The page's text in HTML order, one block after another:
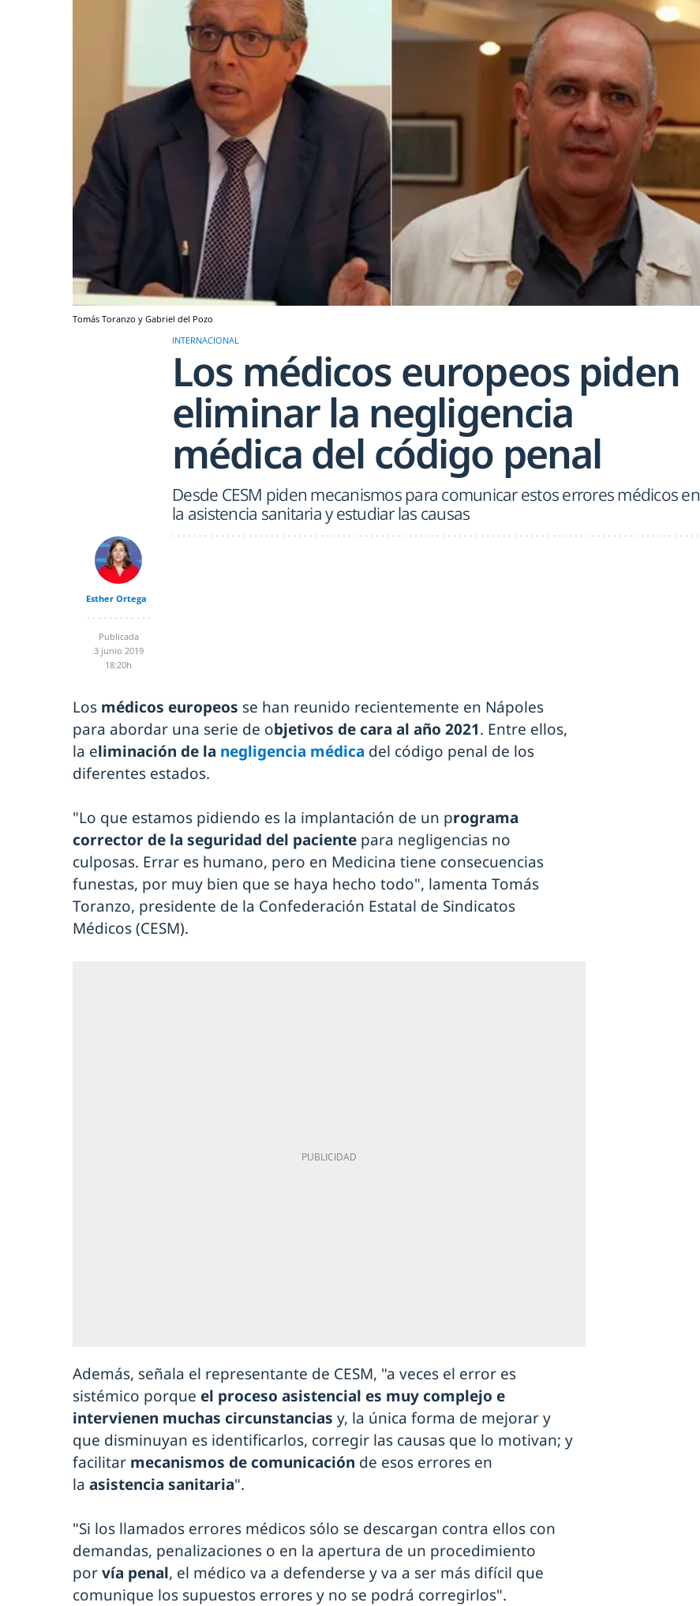
Tomás Toranzo y Gabriel del Pozo
INTERNACIONAL
Los médicos europeos piden
eliminar la negligencia
médica del código penal
Desde CESM piden mecanismos para comunicar estos errores médicos en
la asistencia sanitaria y estudiar las causas
Esther Ortega
Publicada
3 junio 2019
18:20h
Los médicos europeos se han reunido recientemente en Nápoles
para abordar una serie de objetivos de cara al año 2021. Entre ellos,
la eliminación de la negligencia médica del código penal de los
diferentes estados.
"Lo que estamos pidiendo es la implantación de un programa
corrector de la seguridad del paciente para negligencias no
culposas. Errar es humano, pero en Medicina tiene consecuencias
funestas, por muy bien que se haya hecho todo", lamenta Tomás
Toranzo, presidente de la Confederación Estatal de Sindicatos
Médicos (CESM).
Además, señala el representante de CESM, "a veces el error es
sistémico porque el proceso asistencial es muy complejo e
intervienen muchas circunstancias y, la única forma de mejorar y
que disminuyan es identificarlos, corregir las causas que lo motivan; y
facilitar mecanismos de comunicación de esos errores en
la asistencia sanitaria".
"Si los llamados errores médicos sólo se descargan contra ellos con
demandas, penalizaciones o en la apertura de un procedimiento
porvía penal, el médico va a defenderse y va a ser más difícil que
comunique los supuestos errores y no se podrá corregirlos".